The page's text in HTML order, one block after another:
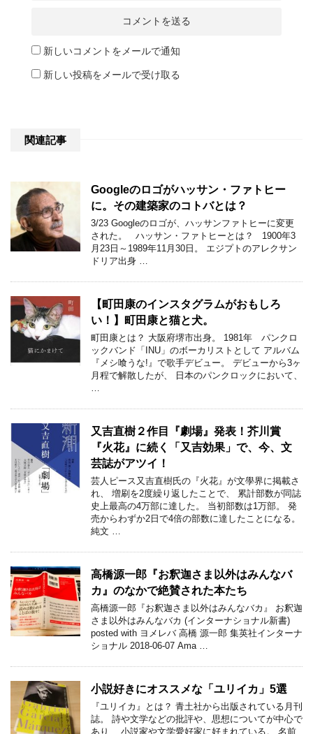
新しいコメントをメールで通知
新しい投稿をメールで受け取る
関連記事
Googleのロゴがハッサン・ファトヒー
に。その建築家のコトバとは？
3/23 Googleのロゴが、ハッサンファトヒーに変更
された。 ハッサン・ファトヒーとは？ 1900年3
月23日～1989年11月30日。 エジプトのアレクサン
ドリア出身 …
【町田康のインスタグラムがおもしろ
い！】町田康と猫と犬。
町田康とは？ 大阪府堺市出身。 1981年 パンクロ
ックバンド「INU」のボーカリストとして アルバム
『メシ喰うな!』で歌手デビュー。 デビューから3ヶ
月程で解散したが、 日本のパンクロックにおいて、
又吉直樹２作目『劇場』発表！芥川賞
『火花』に続く「又吉効果」で、今、文
芸誌がアツイ！
芸人ピース又吉直樹氏の『火花』が文學界に掲載さ
れ、 増刷を2度繰り返したことで、 累計部数が同誌
史上最高の4万部に達した。 当初部数は1万部。 発
売からわずか2日で4倍の部数に達したことになる。
純文 …
高橋源一郎『お釈迦さま以外はみんなバ
カ』のなかで絶賛された本たち
高橋源一郎『お釈迦さま以外はみんなバカ』 お釈迦
さま以外はみんなバカ (インターナショナル新書)
posted with ヨメレバ 高橋 源一郎 集英社インターナ
ショナル 2018-06-07 Ama …
小説好きにオススメな「ユリイカ」5選
『ユリイカ』とは？ 青土社から出版されている月刊
誌。 詩や文学などの批評や、思想についてが中心で
あり、 小説家や文学愛好家に好まれている。 名前